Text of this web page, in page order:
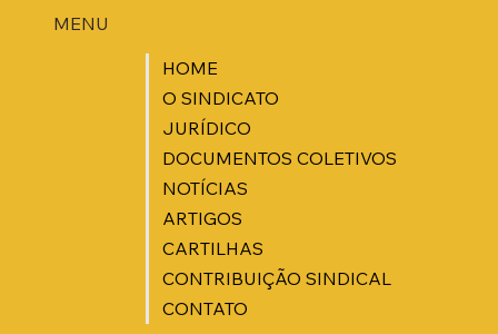
MENU
HOME
O SINDICATO
JURÍDICO
DOCUMENTOS COLETIVOS
NOTÍCIAS
ARTIGOS
CARTILHAS
CONTRIBUIÇÃO SINDICAL
CONTATO